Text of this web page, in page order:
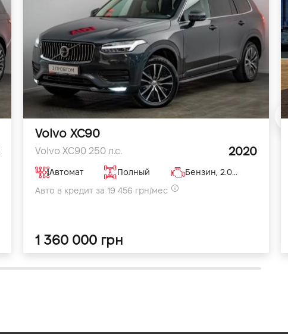
Volvo XC90
Volvo XC90 250 л.с. 2020
Автомат Полный
Бензин, 2.0 л
Авто в кредит за 19 456 грн/мес
1 360 000 грн